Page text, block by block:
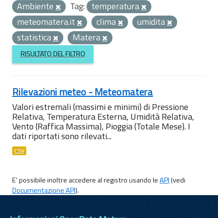
Ambiente
Tag: temperatura
meteomatera.it
clima
umidita
statistica
Matera
RISULTATO DEL FILTRO
Rilevazioni meteo - Meteomatera
Valori estremali (massimi e minimi) di Pressione
Relativa, Temperatura Esterna, Umidità Relativa,
Vento (Raffica Massima), Pioggia (Totale Mese). I
dati riportati sono rilevati...
CSV
E' possibile inoltre accedere al registro usando leAPI(vedi
Documentazione API).